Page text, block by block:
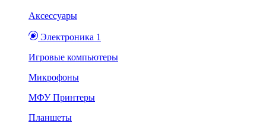
Аксессуары
Электроника 1
Игровые компьютеры
Микрофоны
МФУ Принтеры
Планшеты